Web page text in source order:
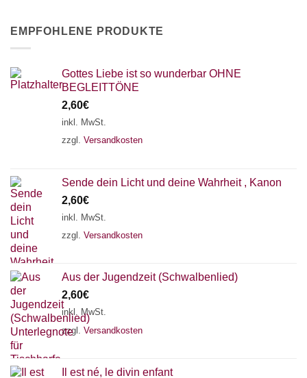
EMPFOHLENE PRODUKTE
Gottes Liebe ist so wunderbar OHNE
BEGLEITTÖNE
2,60€
inkl. MwSt.
zzgl. Versandkosten
Sende dein Licht und deine Wahrheit , Kanon
2,60€
inkl. MwSt.
zzgl. Versandkosten
Aus der Jugendzeit (Schwalbenlied)
2,60€
inkl. MwSt.
zzgl. Versandkosten
Il est né, le divin enfant